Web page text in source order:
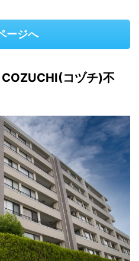
ージへ
COZUCHI(コヅチ)不